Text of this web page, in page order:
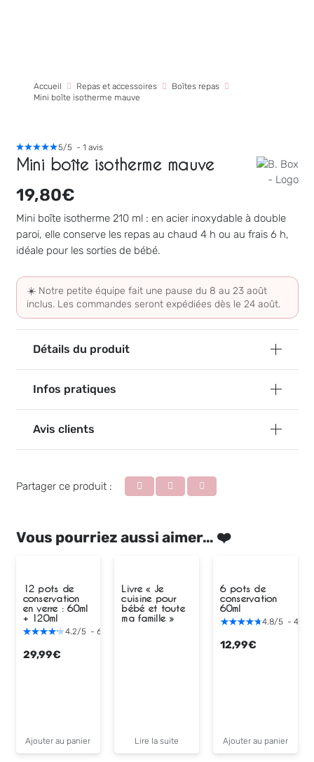
Accueil Repas et accessoires
Boîtes repas
Mini boîte isotherme mauve
5/5 - 1 avis
Mini boîte isotherme mauve
19,80€
Mini boîte isotherme 210 ml : en acier inoxydable à double
paroi, elle conserve les repas au chaud 4 h ou au frais 6 h,
idéale pour les sorties de bébé.
☀️ Notre petite équipe fait une pause du 8 au 23 août
inclus. Les commandes seront expédiées dès le 24 août.
Détails du produit
Infos pratiques
Avis clients
Partager ce produit :
Vous pourriez aussi aimer… ❤️
12 pots de
conservation
en verre : 60ml
+ 120ml
4.2/5 - 6
29,99€
Ajouter au panier
Livre « Je
cuisine pour
bébé et toute
ma famille »
Lire la suite
6 pots de
conservation
60ml
4.8/5 -4
12,99€
Ajouter au panier